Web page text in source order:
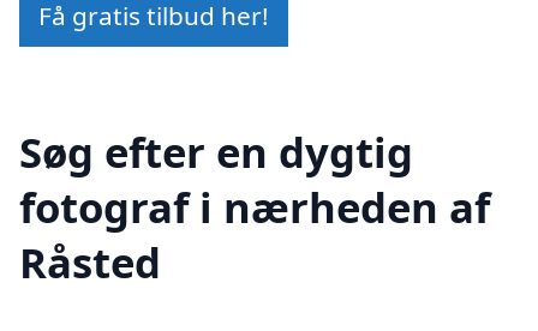
Få gratis tilbud her!
Søg efter en dygtig
fotograf i nærheden af
Råsted